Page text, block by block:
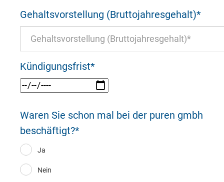
Gehaltsvorstellung (Bruttojahresgehalt)*
Kündigungsfrist*
Waren Sie schon mal bei der puren gmbh
beschäftigt?*
Ja
Nein
Impressum Datenschutz